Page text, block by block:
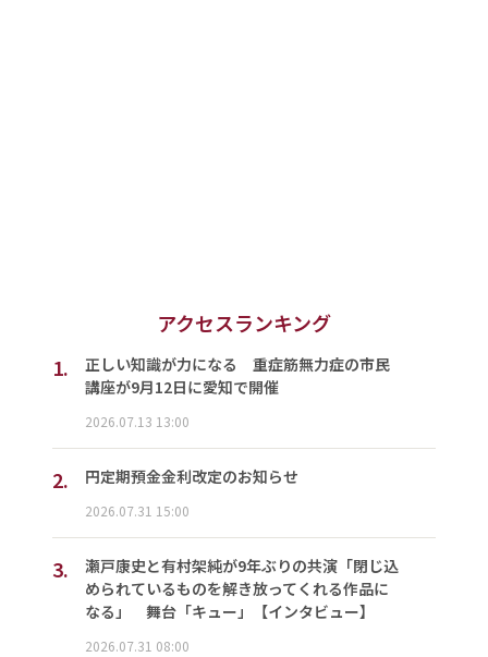
アクセスランキング
1.
正しい知識が力になる 重症筋無力症の市民
講座が9月12日に愛知で開催
2026.07.13 13:00
2. 円定期預金金利改定のお知らせ
2026.07.31 15:00
3.
瀬戸康史と有村架純が9年ぶりの共演「閉じ込
められているものを解き放ってくれる作品に
なる」 舞台「キュー」【インタビュー】
2026.07.31 08:00